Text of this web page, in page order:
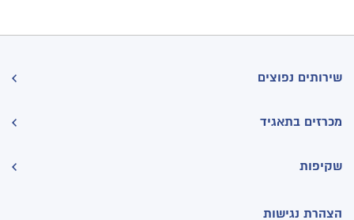
שירותים נפוצים
מכרזים בתאגיד
שקיפות
הצהרת נגישות